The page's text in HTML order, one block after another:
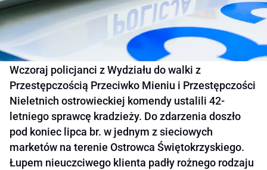
Wczoraj policjanci z Wydziału do walki z
Przestępczością Przeciwko Mieniu i Przestępczości
Nieletnich ostrowieckiej komendy ustalili 42-
letniego sprawcę kradzieży. Do zdarzenia doszło
pod koniec lipca br. w jednym z sieciowych
marketów na terenie Ostrowca Świętokrzyskiego.
Łupem nieuczciwego klienta padły rożnego rodzaju